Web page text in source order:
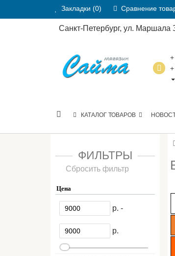
Закладки (0) Сравнение
Санкт-Петербург, ул. Маршала
КАТАЛОГ ТОВАРОВ
ФИЛЬТРЫ
Сбросить фильтр
Цена
р. -
р.